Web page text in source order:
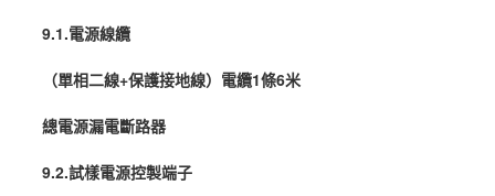
9.1.電源線纜
（單相二線+保護接地線）電纜1條6米
總電源漏電斷路器
9.2.試樣電源控製端子